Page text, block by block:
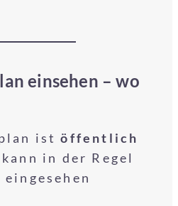
einsehen – wo
istöffentlich
in der Regel